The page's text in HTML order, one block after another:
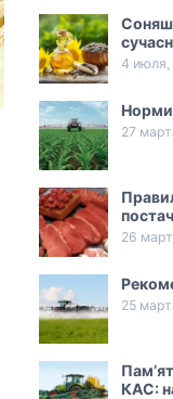
4 июля,
27
26
25
КАС: